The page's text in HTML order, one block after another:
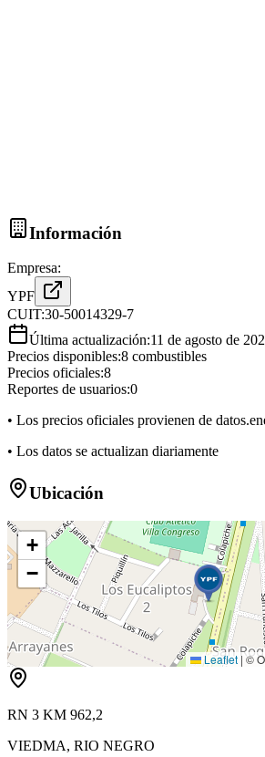
Información
Empresa:
YPF
CUIT:30-50014329-7
Última actualización:11 de agosto de
Precios disponibles:8 combustibles
Precios oficiales:8
Reportes de usuarios:0
• Los precios oficiales provienen de
• Los datos se actualizan diariamente
Ubicación
+
−
Leaflet |©
RN 3 KM 962,2
VIEDMA, RIO NEGRO